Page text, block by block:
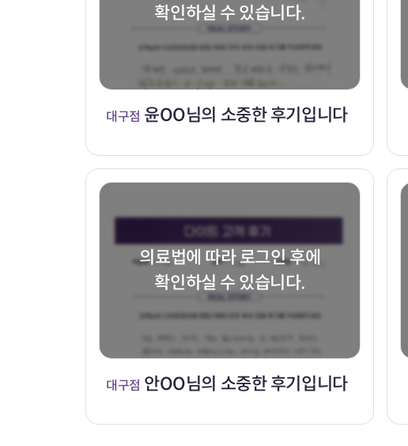
확인하실 수 있습니다.
대구점 윤OO님의 소중한 후기입니다
의료법에 따라 로그인 후에
확인하실 수 있습니다.
대구점 안OO님의 소중한 후기입니다